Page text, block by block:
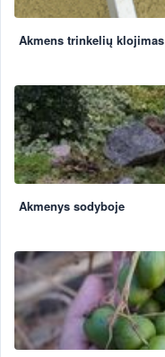
Akmens trinkelių klojimas
Akmenys sodyboje